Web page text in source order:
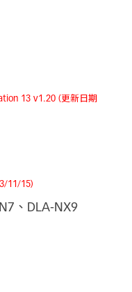
13 v1.20 (更新日期
11/15)
、DLA-NX9